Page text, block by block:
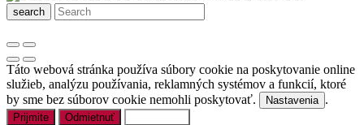
search
Táto webová stránka používa súbory cookie na poskytovanie online
služieb, analýzu používania, reklamných systémov a funkcií, ktoré
by sme bez súborov cookie nemohli poskytovať.
Nastavenia .
Prijmite Odmietnuť